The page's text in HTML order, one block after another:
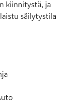
kiinnitystä, ja
säilytystila